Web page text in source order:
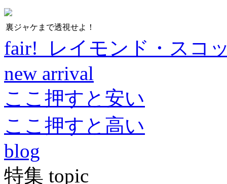
裏ジャケまで透視せよ！
fair! レイモンド・スコ
new arrival
ここ押すと安い
ここ押すと高い
blog
特集 topic